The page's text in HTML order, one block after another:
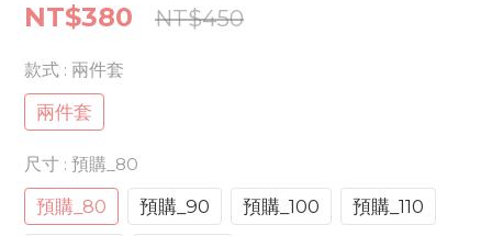
NT$380 NT$450
款式 : 兩件套
兩件套
尺寸 : 預購_80
預購_80 預購_90 預購_100 預購_110